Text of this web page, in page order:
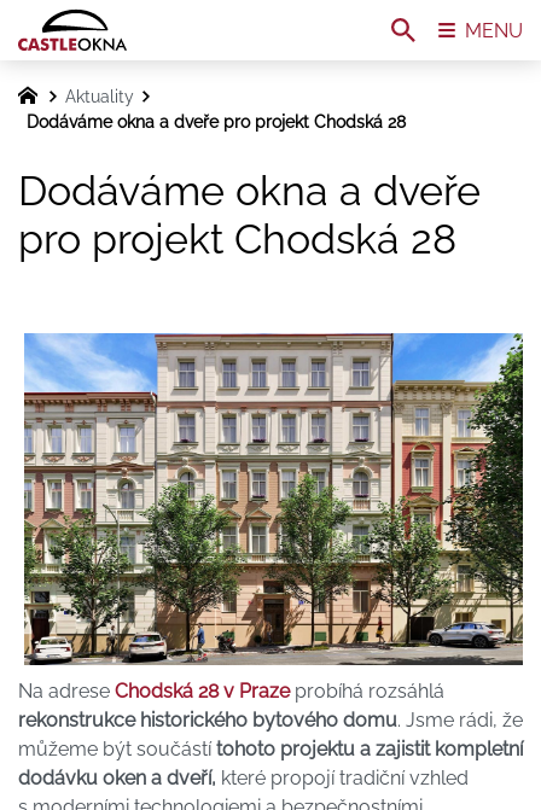
Aktuality
Dodáváme okna a dveře pro projekt Chodská 28
Dodáváme okna a dveře
pro projekt Chodská 28
Na adrese Chodská 28 v Prazeprobíhá rozsáhlá
rekonstrukce historického bytového domu. Jsme rádi, že
můžeme být součástítohoto projektu a zajistit kompletní
dodávku oken a dveří, které propojí tradiční vzhled
MENU